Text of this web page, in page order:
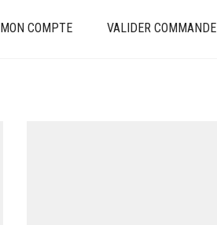
MON COMPTE VALIDER COMMANDE